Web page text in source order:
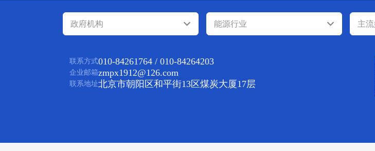
政府机构 能源行业 主
联系方式010-84261764 / 010-84264203
企业邮箱zmpx1912@126.com
联系地址北京市朝阳区和平街13区煤炭大厦17层